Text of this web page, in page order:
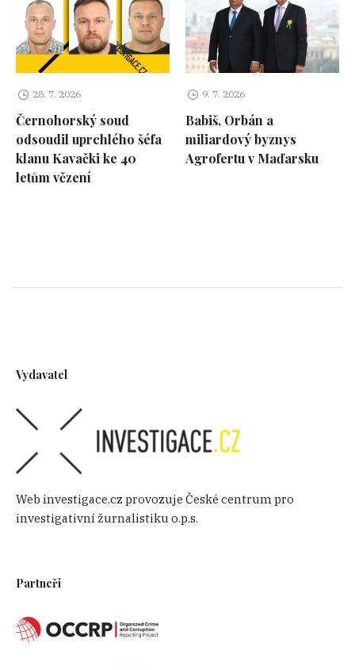
28. 7. 2026
Černohorský soud
odsoudil uprchlého šéfa
klanu Kavački ke 40
letům vězení
9. 7. 2026
Babiš, Orbán a
miliardový byznys
Agrofertu v Maďarsku
Vydavatel
Web investigace.cz provozuje České centrum pro
investigativní žurnalistiku o.p.s.
Partneři